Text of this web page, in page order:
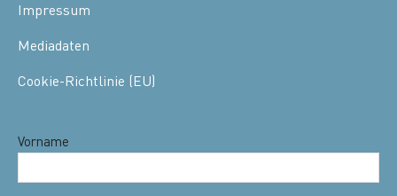
Impressum
Mediadaten
Cookie-Richtlinie (EU)
Vorname